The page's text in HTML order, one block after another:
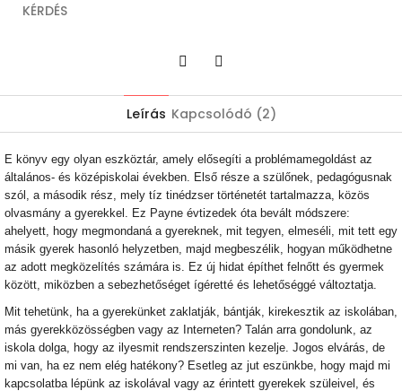
KÉRDÉS
Leírás Kapcsolódó (2)
E könyv egy olyan eszköztár, amely elősegíti a problémamegoldást az
általános- és középiskolai években. Első része a szülőnek, pedagógusnak
szól, a második rész, mely tíz tinédzser történetét tartalmazza, közös
olvasmány a gyerekkel. Ez Payne évtizedek óta bevált módszere:
ahelyett, hogy megmondaná a gyereknek, mit tegyen, elmeséli, mit tett egy
másik gyerek hasonló helyzetben, majd megbeszélik, hogyan működhetne
az adott megközelítés számára is. Ez új hidat építhet felnőtt és gyermek
között, miközben a sebezhetőséget ígéretté és lehetőséggé változtatja.
Mit tehetünk, ha a gyerekünket zaklatják, bántják, kirekesztik az iskolában,
más gyerekközösségben vagy az Interneten? Talán arra gondolunk, az
iskola dolga, hogy az ilyesmit rendszerszinten kezelje. Jogos elvárás, de
mi van, ha ez nem elég hatékony? Esetleg az jut eszünkbe, hogy majd mi
kapcsolatba lépünk az iskolával vagy az érintett gyerekek szüleivel, és